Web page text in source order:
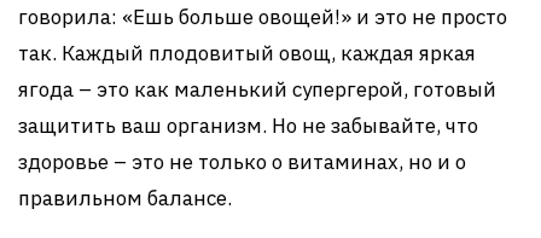
говорила: «Ешь больше овощей!» и это не просто
так. Каждый плодовитый овощ, каждая яркая
ягода – это как маленький супергерой, готовый
защитить ваш организм. Но не забывайте, что
здоровье – это не только о витаминах, но и о
правильном балансе.